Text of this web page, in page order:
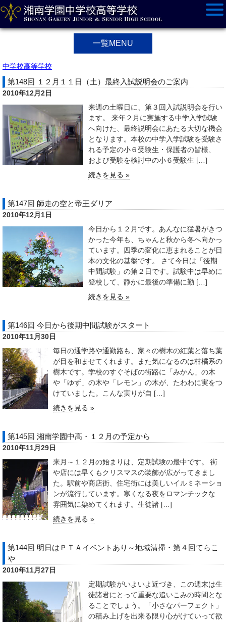
一覧MENU
中学校高等学校
第148回 １２月１１日（土）最終入試説明会のご案内
2010年12月2日
来週の土曜日に、第３回入試説明会を行い
ます。 来年２月に実施する中学入学試験
へ向けた、最終説明会にあたる大切な機会
となります。本校の中学入学試験を受験さ
れる予定の小６受験生・保護者の皆様、
および受験を検討中の小６受験生 […]
続きを見る »
第147回 師走の空と帝王ダリア
2010年12月1日
今日から１２月です。あんなに猛暑がきつ
かった今年も、ちゃんと秋から冬へ向かっ
ています。四季の変化に恵まれることが日
本の文化の基盤です。 さて今日は「後期
中間試験」の第２日です。試験中は早めに
登校して、静かに最後の準備に勤 […]
続きを見る »
第146回 今日から後期中間試験がスタート
2010年11月30日
毎日の通学路や通勤路も、家々の樹木の紅葉と落ち葉
が目を和ませてくれます。また気になるのは柑橘系の
樹木です。学校のすぐそばの街路に「みかん」の木
や「ゆず」の木や「レモン」の木が、たわわに実をつ
けていました。こんな実りが自 […]
続きを見る »
第145回 湘南学園中高・１２月の予定から
2010年11月29日
来月～１２月の始まりは、定期試験の最中です。 街
や店には早くもクリスマスの装飾が広がってきまし
た。駅前や商店街、住宅街には美しいイルミネーショ
ンが流行しています。寒くなる夜をロマンチックな
雰囲気に染めてくれます。生徒諸 […]
続きを見る »
第144回 明日はＰＴＡイベントあり～地域清掃・第４回てらこ
や
2010年11月27日
定期試験がいよいよ近づき、この週末は生
徒諸君にとって重要な追いこみの時間とな
ることでしょう。「小さなパーフェクト」
の積み上げを出来る限り心がけていって欲